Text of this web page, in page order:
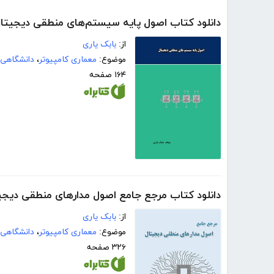
دانلود کتاب اصول پایه سیستم‌های منطقی
از: بابک یاری
موضوع: معماری کامپیوتر، دانشگاهی
۱۶۴ صفحه
دانلود کتاب مرجع جامع اصول مدارهای منطقی
از: بابک یاری
موضوع: معماری کامپیوتر، دانشگاهی
۳۲۶ صفحه